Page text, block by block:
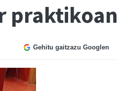
praktikoan
Gehitu gaitzazu Googlen